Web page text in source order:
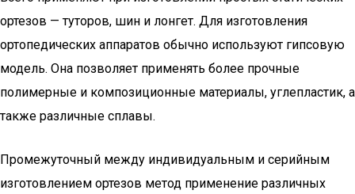
ортезов — туторов, шин и лонгет. Для изготовления
ортопедических аппаратов обычно используют гипсовую
модель. Она позволяет применять более прочные
полимерные и композиционные материалы, углепластик, а
также различные сплавы.
Промежуточный между индивидуальным и серийным
изготовлением ортезов метод применение различных